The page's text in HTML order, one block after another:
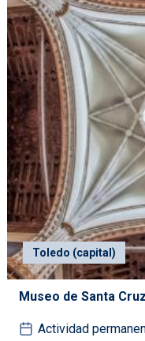
Toledo (capital)
Museo de Santa
Actividad